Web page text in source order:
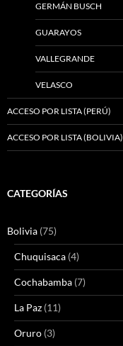
GERMÁN BUSCH
GUARAYOS
VALLEGRANDE
VELASCO
ACCESO POR LISTA (PERÚ)
ACCESO POR LISTA (BOLIVIA)
CATEGORÍAS
Bolivia (75)
Chuquisaca (4)
Cochabamba (7)
La Paz (11)
Oruro (3)